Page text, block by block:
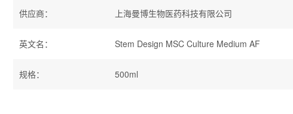
供应商： 上海曼博生物医药科技有限公司
英文名 ： Stem Design MSC Culture Medium AF
规格： 500ml